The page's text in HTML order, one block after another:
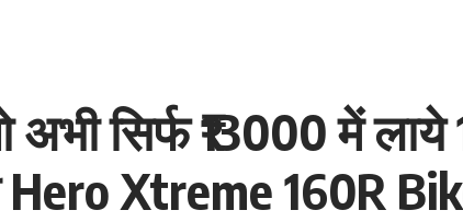
अभी सिर्फ ₹13000 में
Xtreme 160R